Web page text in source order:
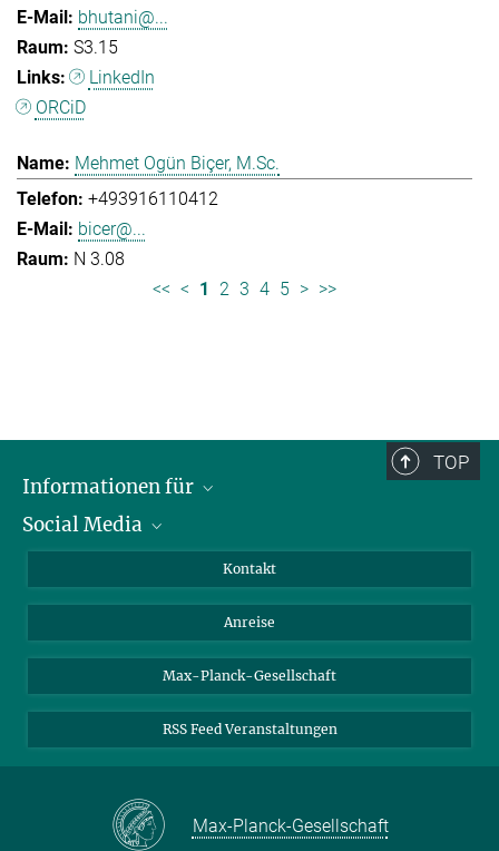
bhutani@...
S3.15
LinkedIn
ORCiD
Mehmet Ogün Biçer, M.Sc.
+493916110412
bicer@...
N 3.08
<< < 1 2 3 4 5 > >>
TOP
Informationen für
Wissenschaftlerinnen und Wissenschaftler
Bewerberinnen und Bewerber
Medienvertreter
Schülerinnen und Schüler
Social Media
YouTube
Mastodon
Kontakt
Anreise
Max-Planck-Gesellschaft
RSS Feed Veranstaltungen
Max-Planck-Gesellschaft